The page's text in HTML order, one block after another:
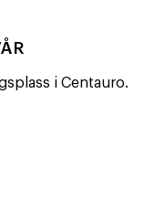
i Centauro.